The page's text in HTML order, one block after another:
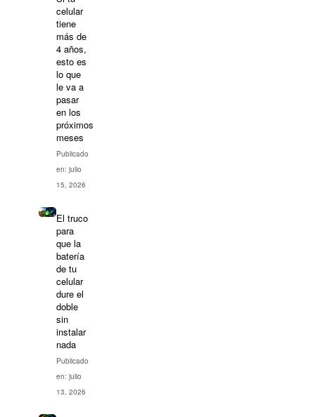
celular
tiene
más de
4 años,
esto es
lo que
le va a
pasar
en los
próximos
meses
Publicado
en: julio
15, 2026
El truco
para
que la
batería
de tu
celular
dure el
doble
sin
instalar
nada
Publicado
en: julio
13, 2026